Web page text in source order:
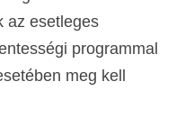
az esetleges
programmal
meg kell